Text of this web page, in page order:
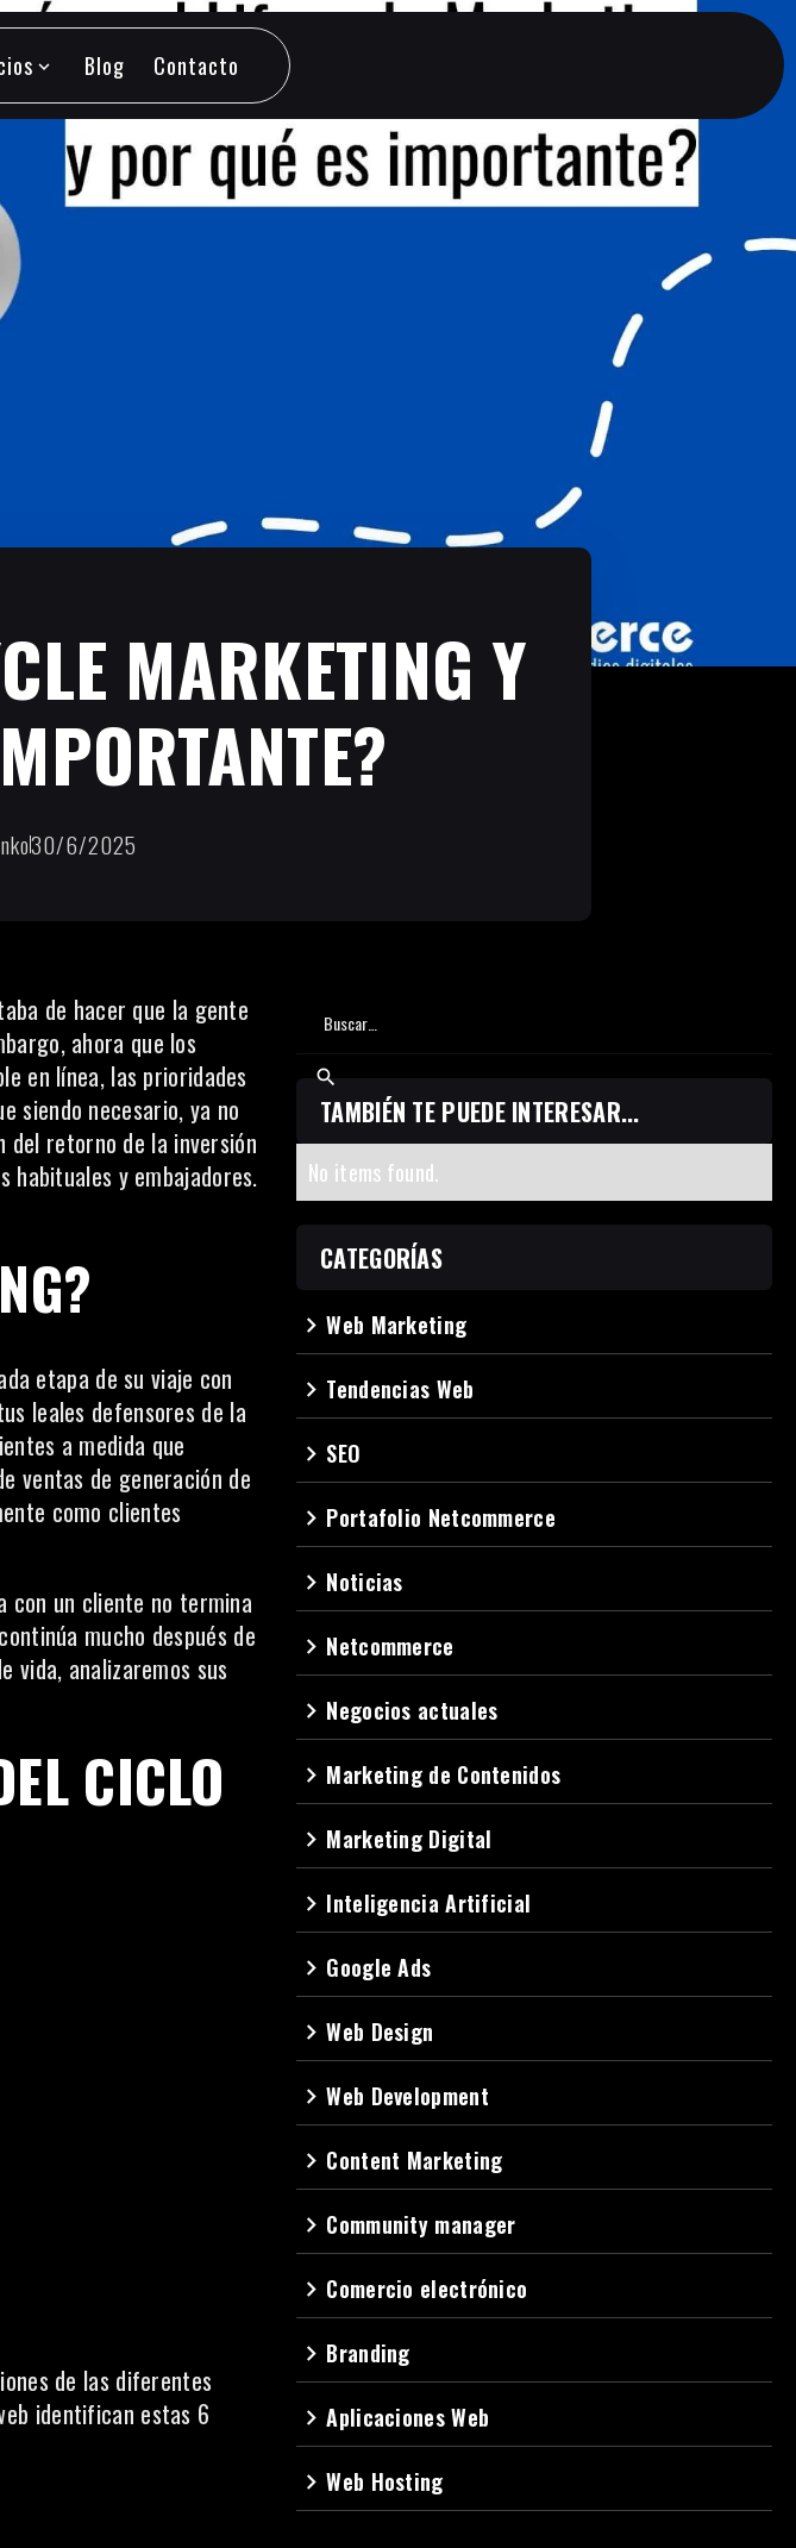
expand_more
Blog
Contacto
MARKETING Y
30/6/2025
de hacer que la gente
ahora que los
en línea, las prioridades
siendo necesario, ya no
del retorno de la inversión
habituales y embajadores.
etapa de su viaje con
leales defensores de la
a medida que
ventas de generación de
como clientes
con un cliente no termina
mucho después de
vida, analizaremos sus
CICLO
de las diferentes
identifican estas 6
TAMBIÉN TE PUEDE INTERESAR...
No items found.
CATEGORÍAS
navigate_nextWeb Marketing
navigate_next Tendencias Web
navigate_next SEO
navigate_next Portafolio Netcommerce
navigate_next Noticias
navigate_next Netcommerce
navigate_next Negocios actuales
navigate_next Marketing de Contenidos
navigate_next Marketing Digital
navigate_next Inteligencia Artificial
navigate_next Google Ads
navigate_nextWeb Design
navigate_nextWeb Development
navigate_next Content Marketing
navigate_next Community manager
navigate_next Comercio electrónico
navigate_next Branding
navigate_nextAplicaciones Web
navigate_nextWeb Hosting